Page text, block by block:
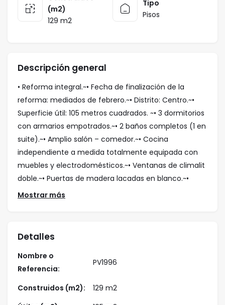
(m2)
129 m2
Tipo
Pisos
Descripción general
• Reforma integral.~• Fecha de finalización de la
reforma: mediados de febrero.~• Distrito: Centro.~•
Superficie útil: 105 metros cuadrados. ~• 3 dormitorios
con armarios empotrados.~• 2 baños completos (1 en
suite).~• Amplio salón – comedor.~• Cocina
independiente a medida totalmente equipada con
muebles y electrodomésticos.~• Ventanas de climalit
doble.~• Puertas de madera lacadas en blanco.~•
Suelos de tarima y paredes blancas lisas.~• Trastero
y registro. Este anuncio no es vinculante puede
contener errores.
Mostrar más
Detalles
Nombre o
Referencia:
PV1996
Construidos (m2):
129 m2